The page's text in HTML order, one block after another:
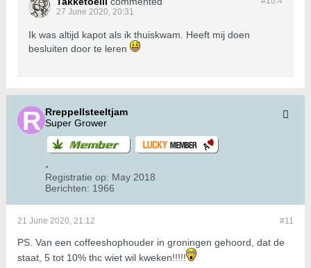
27 June 2020, 20:31
Ik was altijd kapot als ik thuiskwam. Heeft mij doen
besluiten door te leren
Rreppellsteeltjam
Super Grower
Registratie op: May 2018
Berichten: 1966
#11
21 June 2020, 21:12
PS. Van een coffeeshophouder in groningen gehoord, dat de
staat, 5 tot 10% thc wiet wil kweken!!!!!